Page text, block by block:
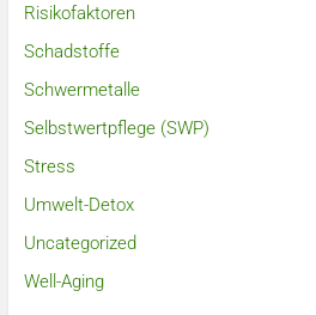
Risikofaktoren
Schadstoffe
Schwermetalle
Selbstwertpflege (SWP)
Stress
Umwelt-Detox
Uncategorized
Well-Aging